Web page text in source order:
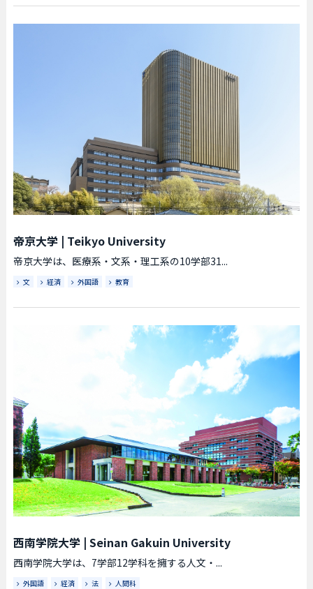
帝京大学| Teikyo University
帝京大学は、医療系・文系・理工系の10学部31...
文 経済 外国語 教育
西南学院大学| Seinan Gakuin University
西南学院大学は、7学部12学科を擁する人文・...
外国語 経済 法 人間科